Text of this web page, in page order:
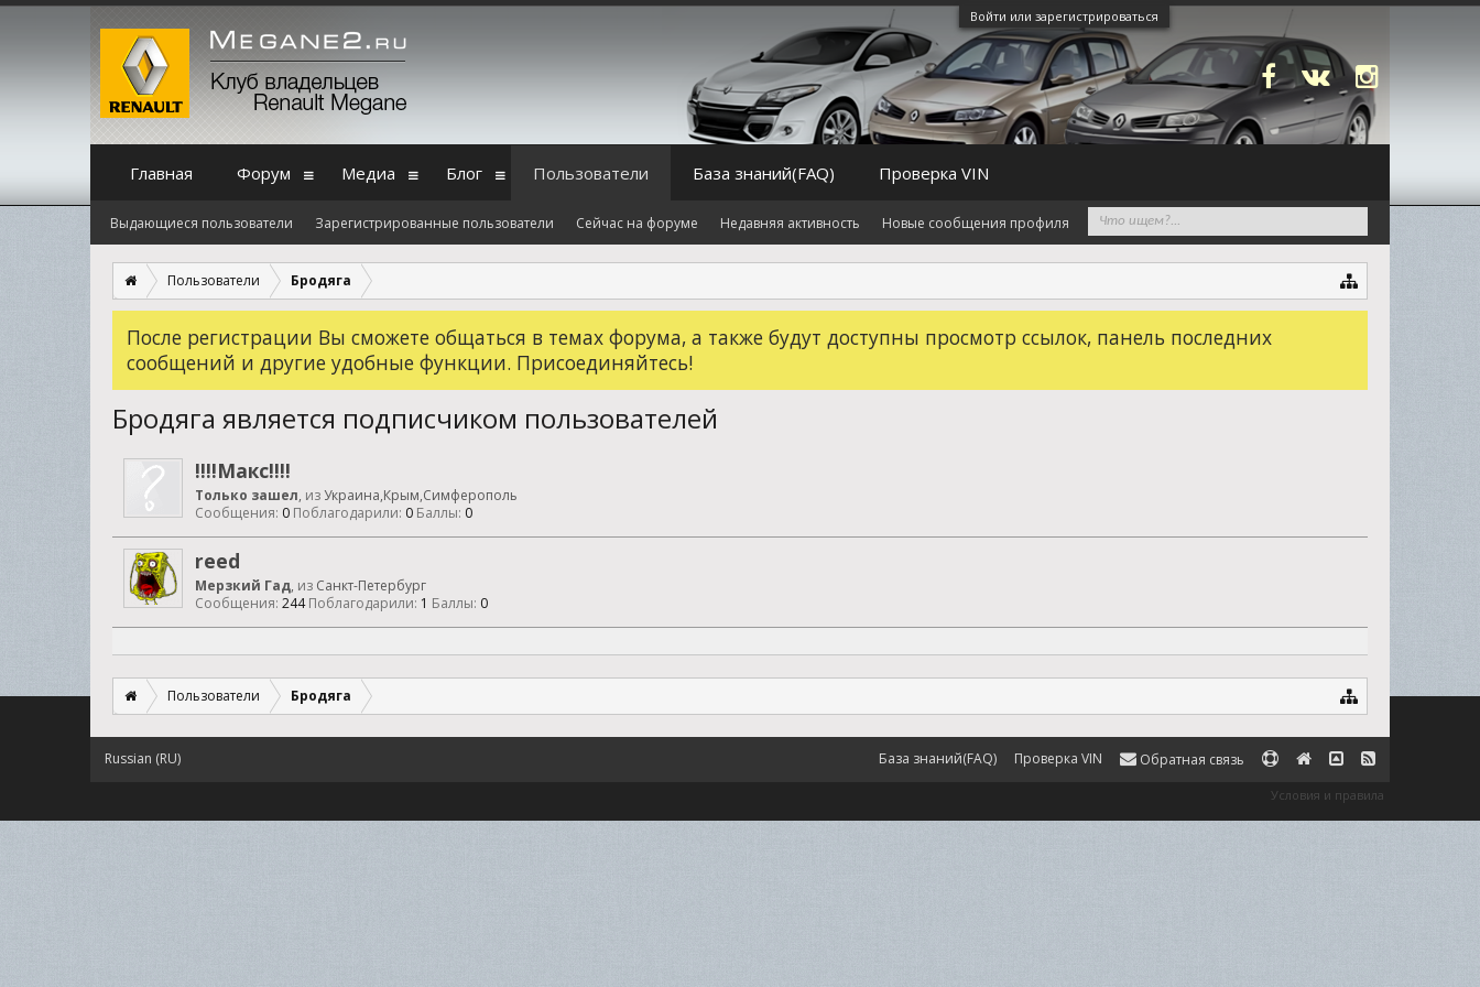
Войти или зарегистрироваться
Пользователи Бродяга
После регистрации Вы сможете общаться в темах форума, а также будут доступны просмотр ссылок, панель последних
сообщений и другие удобные функции. Присоединяйтесь!
Бродяга является подписчиком пользователей
!!!!Макс!!!!
Только зашел, изУкраина,Крым,Симферополь
Сообщения: 0 Поблагодарили: 0 Баллы: 0
reed
Мерзкий Гад, из Санкт-Петербург
Сообщения: 244 Поблагодарили: 1 Баллы: 0
Пользователи Бродяга
Главная Форум Медиа Блог Пользователи
Выдающиеся пользователи Зарегистрированные пользователи Сейчас на форуме Недавняя активность Новые сообщения профиля
База знаний(FAQ) Проверка VIN
Russian (RU) База знаний(FAQ) Проверка VIN Обратная связь
Условия и правила